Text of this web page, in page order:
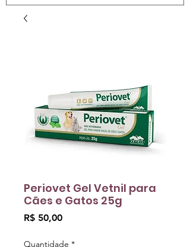
Periovet Gel Vetnil para
Cães e Gatos 25g
R$ 50,00Preço
Quantidade *